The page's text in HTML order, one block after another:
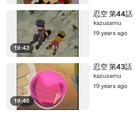
19:43
忍空 第44話
kazusamu
19 years ago
19:46
忍空 第43話
kazusamu
19 years ago